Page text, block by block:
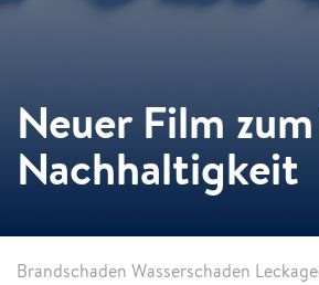
Neuer Film
Nachhaltigkeit
Brandschaden Wasserschaden